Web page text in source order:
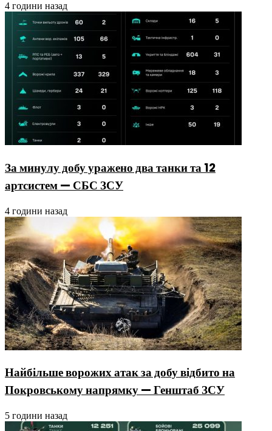
4 години назад
За минулу добу уражено два танки та 12
артсистем — СБС ЗСУ
4 години назад
Найбільше ворожих атак за добу відбито на
Покровському напрямку — Генштаб ЗСУ
5 години назад